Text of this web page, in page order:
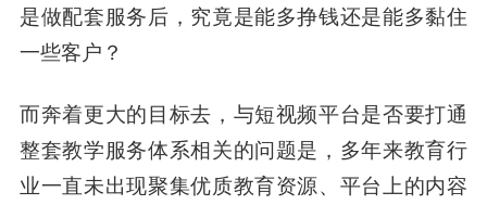
是做配套服务后，究竟是能多挣钱还是能多黏住
一些客户？
而奔着更大的目标去，与短视频平台是否要打通
整套教学服务体系相关的问题是，多年来教育行
业一直未出现聚集优质教育资源、平台上的内容